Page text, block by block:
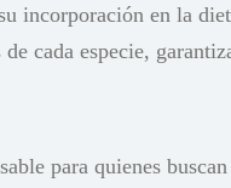
incorporación en la
cada especie,
para quienes